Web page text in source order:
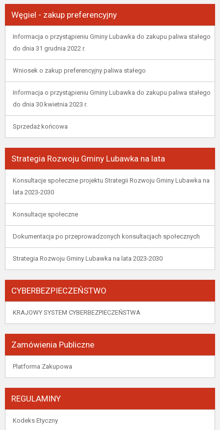
Węgiel - zakup preferencyjny
Informacja o przystąpieniu Gminy Lubawka do zakupu paliwa stałego
do dnia 31 grudnia 2022 r.
Wniosek o zakup preferencyjny paliwa stałego
Informacja o przystąpieniu Gminy Lubawka do zakupu paliwa stałego
do dnia 30 kwietnia 2023 r.
Sprzedaż końcowa
Strategia Rozwoju Gminy Lubawka na lata
Konsultacje społeczne projektu Strategii Rozwoju Gminy Lubawka na
lata 2023-2030
Konsultacje społeczne
Dokumentacja po przeprowadzonych konsultacjach społecznych
Strategia Rozwoju Gminy Lubawka na lata 2023-2030
CYBERBEZPIECZEŃSTWO
KRAJOWY SYSTEM CYBERBEZPIECZEŃSTWA
Zamówienia Publiczne
Platforma Zakupowa
REGULAMINY
Kodeks Etyczny